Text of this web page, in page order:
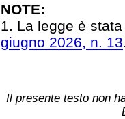
NOTE:
1. La legge è
giugno 2026, n. 13
Il presente testo non